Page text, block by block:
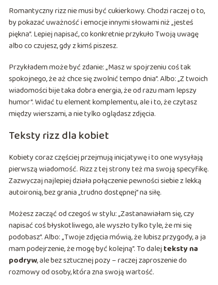
Romantyczny rizz nie musi być cukierkowy. Chodzi raczej o to,
by pokazać uważność i emocje innymi słowami niż „jesteś
piękna”. Lepiej napisać, co konkretnie przykuło Twoją uwagę
albo co czujesz, gdy z kimś piszesz.
Przykładem może być zdanie: „Masz w spojrzeniu coś tak
spokojnego, że aż chce się zwolnić tempo dnia”. Albo: „Z twoich
wiadomości bije taka dobra energia, że od razu mam lepszy
humor”. Widać tu element komplementu, ale i to, że czytasz
między wierszami, a nie tylko oglądasz zdjęcia.
Teksty rizz dla kobiet
Kobiety coraz częściej przejmują inicjatywę i to one wysyłają
pierwszą wiadomość. Rizz z tej strony też ma swoją specyfikę.
Zazwyczaj najlepiej działa połączenie pewności siebie z lekką
autoironią, bez grania „trudno dostępnej” na siłę.
Możesz zacząć od czegoś w stylu: „Zastanawiałam się, czy
napisać coś błyskotliwego, ale wyszło tylko tyle, że mi się
podobasz”. Albo: „Twoje zdjęcia mówią, że lubisz przygody, a ja
mam podejrzenie, że mogę być kolejną”. To dalejteksty na
podryw, ale bez sztucznej pozy – raczej zaproszenie do
rozmowy od osoby, która zna swoją wartość.